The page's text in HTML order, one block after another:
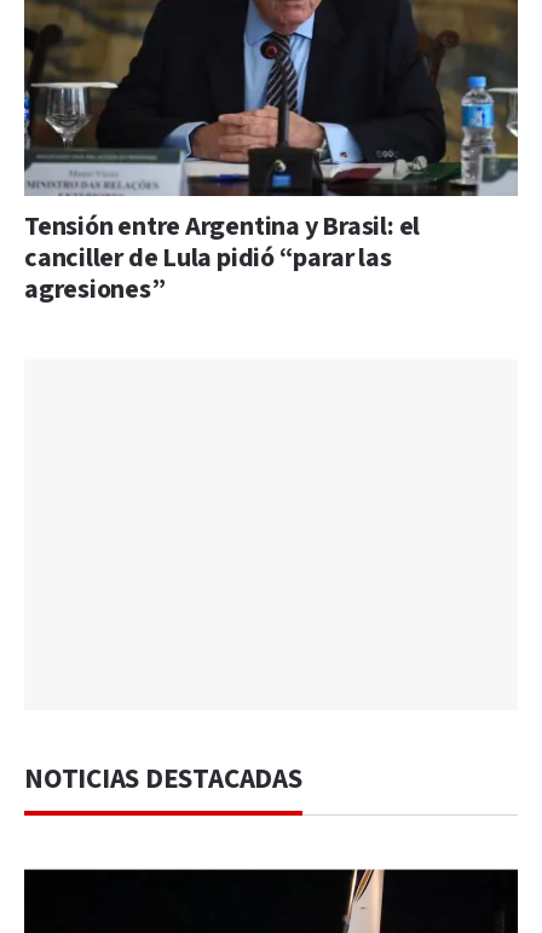
Tensión entre Argentina y Brasil: el
canciller de Lula pidió “parar las
agresiones”
NOTICIAS DESTACADAS